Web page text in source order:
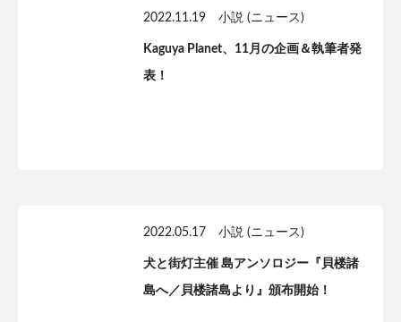
2022.11.19 小説 (ニュース)
Kaguya Planet、11月の企画＆執筆者発
表！
2022.05.17 小説 (ニュース)
犬と街灯主催 島アンソロジー『貝楼諸
島へ／貝楼諸島より』頒布開始！